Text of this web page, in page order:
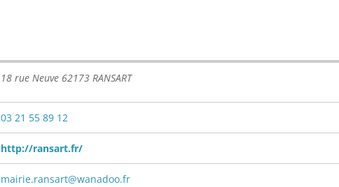
18 rue Neuve 62173 RANSART
03 21 55 89 12
http://ransart.fr/
mairie.ransart@wanadoo.fr